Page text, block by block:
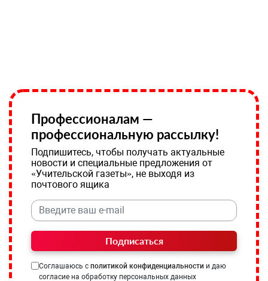
Профессионалам —
профессиональную рассылку!
Подпишитесь, чтобы получать актуальные
новости и специальные предложения от
«Учительской газеты», не выходя из
почтового ящика
Подписаться
Соглашаюсь с политикой конфиденциальности и даю
согласие на обработку персональных данных